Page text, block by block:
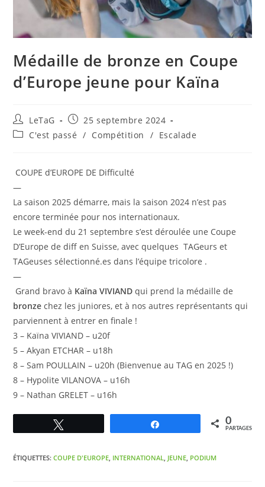
Médaille de bronze en Coupe
d’Europe jeune pour Kaïna
LeTaG
25 septembre 2024
C'est passé / Compétition / Escalade
COUPE d’EUROPE DE Difficulté
—
La saison 2025 démarre, mais la saison 2024 n’est pas
encore terminée pour nos internationaux.
Le week-end du 21 septembre s’est déroulée une Coupe
D’Europe de diff en Suisse, avec quelques TAGeurs et
TAGeuses sélectionné.es dans l’équipe tricolore .
—
Grand bravo à Kaïna VIVIAND qui prend la médaille de
bronze chez les juniores, et à nos autres représentants qui
parviennent à entrer en finale !
3 – Kaïna VIVIAND – u20f
5 – Akyan ETCHAR – u18h
8 – Sam POULLAIN – u20h (Bienvenue au TAG en 2025 !)
8 – Hypolite VILANOVA – u16h
9 – Nathan GRELET – u16h
0
PARTAGES
ÉTIQUETTES:COUPE D'EUROPE INTERNATIONAL JEUNE PODIUM